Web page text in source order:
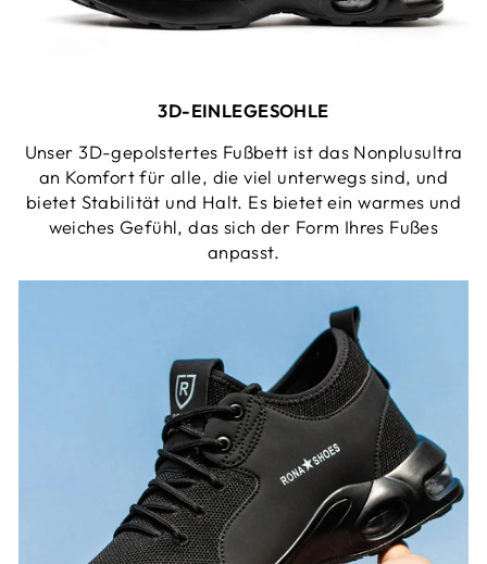
3D-EINLEGESOHLE
Unser 3D-gepolstertes Fußbett ist das Nonplusultra
an Komfort für alle, die viel unterwegs sind, und
bietet Stabilität und Halt. Es bietet ein warmes und
weiches Gefühl, das sich der Form Ihres Fußes
anpasst.